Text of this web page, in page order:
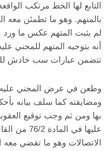
التابع لها الخط مرتكب
بالمتهم. وهو ما تطمئن معه
لم يثبت المتهم عكس ما ورد
أنه بتوجيه المتهم للمجني
تتضمن عبارات سب خادش
وطعن في عرض المجني
ومضايقته كما سلف بيانه
بها ومن ثم وجب توقيع
الاتصالات وهو ما تقضي معه